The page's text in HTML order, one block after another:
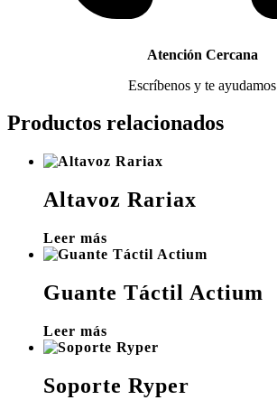
Atención Cercana
Escríbenos y te ayudamos
Productos relacionados
Altavoz Rariax
Leer más
Guante Táctil Actium
Leer más
Soporte Ryper